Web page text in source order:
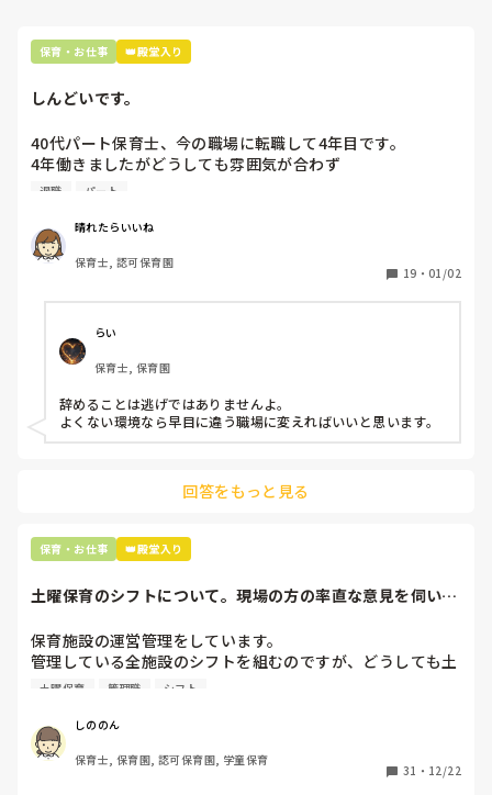
言おうと悩んでいます。。
というのも、今の彼と結婚する？という話が出ていて、同居
人暮らしで単身ですでに借り上げ社宅を使っています)
籍するとか、そういったことを今の園長に相談しづらすぎ
て、そんな話をあの人にするならいっそ辞めますって言って
しまおうかなとか思い始めました。。
保育士という仕事は好きだと思ってやっていましたが、結局
どこもこういった人間関係がついてくるのでしょうか？仕事
はよくても、こんなに毎日ビクビクするならもうやりたくな
誰に相談したらいいかもわかりません。
今の園は株式会社のいくつも園があるところなので、異動と
いうのも手としてはありますが、異動先にもっと意地悪な人
あとは自分の精神的なものも壊れる前にやめた方がいいと思い
自分の体調や精神的にくることを無理してやるなら別の仕事を
した方がマシですから。
無理だなと思ったら保育から立ち去るつもりです。
保育・お仕事 👑殿堂入り
しんどいです。
40代パート保育士、今の職場に転職して4年目です。
4年働きましたがどうしても雰囲気が合わず
退職しようと思っています。
周りの職員は、勤続10年以上から何十年という先生がほとん
どです。
保護者子どもの愚痴悪口が多く、
今で言う不適切保育も
仕方ないよね
もう何も言わずに
子どもの言いなりになればいいんだね
などいう意見で…
上の先生に相談することは難しそうです。
最後の職場にしようと思っていましたが
辞めることは逃げ、と、過去辞めた人も何年も言われ続けて
います
退職 パート
晴れたらいいね
保育士, 認可保育園
19 ・ 01/02
らい
保育士, 保育園
辞めることは逃げではありませんよ。
よくない環境なら早目に違う職場に変えればいいと思います。
回答をもっと見る
保育・お仕事 👑殿堂入り
土曜保育のシフトについて。現場の方の率直な意見を伺いた
保育施設の運営管理をしています。
管理している全施設のシフトを組むのですが、どうしても土
曜保育だけは入れる方が少なく、いつも苦労しています。
て入職しているはずですが、いざ勤務が始まると一日も土曜
出勤が出来ない方ばかりです。
土曜保育 管理職 シフト
しののん
保育士, 保育園, 認可保育園, 学童保育
31 ・ 12/22